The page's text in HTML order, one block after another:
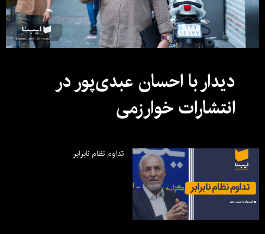
دیدار با احسان عبدی‌پور در
انتشارات خوارزمی
تداوم نظام نابرابر